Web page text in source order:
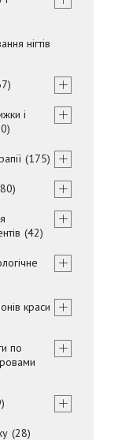
нігтів
і
175
42
краси
по
28